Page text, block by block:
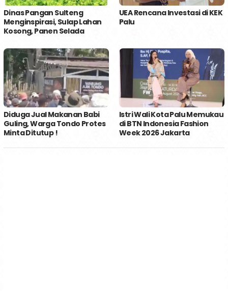
Dinas Pangan Sulteng
Menginspirasi, Sulap Lahan
Kosong, Panen Selada
UEA Rencana Investasi di KEK
Palu
Diduga Jual Makanan Babi
Guling, Warga Tondo Protes
Minta Ditutup !
Istri Wali Kota Palu Memukau
di BTN Indonesia Fashion
Week 2026 Jakarta